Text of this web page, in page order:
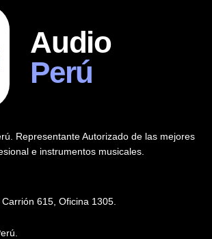
Audio
Perú
Representante Autorizado de las mejores
e instrumentos musicales.
615, Oficina 1305.